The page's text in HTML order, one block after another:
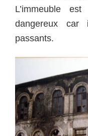
L’immeuble
dangereux
passants.